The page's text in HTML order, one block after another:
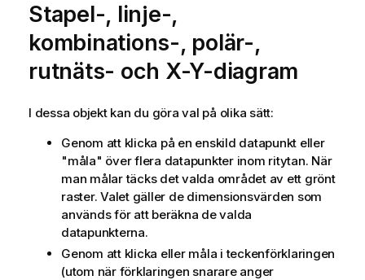
Stapel-, linje-,
kombinations-, polär-,
rutnäts- och X-Y-diagram
I dessa objekt kan du göra val på olika sätt:
Genom att klicka på en enskild datapunkt eller
"måla" över flera datapunkter inom ritytan. När
man målar täcks det valda området av ett grönt
raster. Valet gäller de dimensionsvärden som
används för att beräkna de valda
datapunkterna.
Genom att klicka eller måla i teckenförklaringen
(utom när förklaringen snarare anger